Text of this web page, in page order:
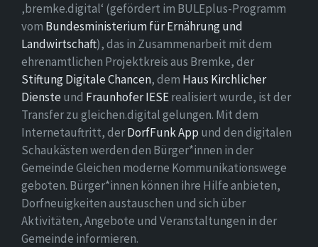
‚bremke.digital‘ (gefördert im BULEplus-Programm
vom Bundesministerium für Ernährung und
Landwirtschaft), das in Zusammenarbeit mit dem
ehrenamtlichen Projektkreis aus Bremke, der
Stiftung Digitale Chancen, dem Haus Kirchlicher
Dienste und Fraunhofer IESErealisiert wurde, ist der
Transfer zu gleichen.digital gelungen. Mit dem
Internetauftritt, derDorfFunk App und den digitalen
Schaukästen werden den Bürger*innen in der
Gemeinde Gleichen moderne Kommunikationswege
geboten. Bürger*innen können ihre Hilfe anbieten,
Dorfneuigkeiten austauschen und sich über
Aktivitäten, Angebote und Veranstaltungen in der
Gemeinde informieren.